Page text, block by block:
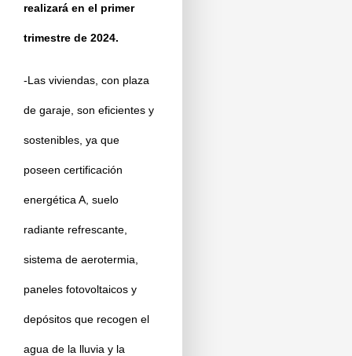
realizará en el primer
trimestre de 2024.
-Las viviendas, con plaza
de garaje, son eficientes y
sostenibles, ya que
poseen certificación
energética A, suelo
radiante refrescante,
sistema de aerotermia,
paneles fotovoltaicos y
depósitos que recogen el
agua de la lluvia y la